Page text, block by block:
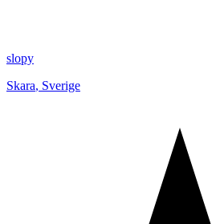
slopy
Skara, Sverige